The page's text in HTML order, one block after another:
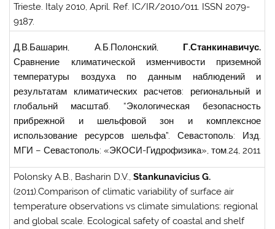
Trieste. Italy 2010, April. Ref. IC/IR/2010/011. ISSN 2079-
9187.
Д.В.Башарин, А.Б.Полонский, Г.Станкинавичус.
Сравнение климатической изменчивости приземной
температуры воздуха по данным наблюдений и
результатам климатических расчетов: региональный и
глобальнй масштаб. “Экологическая безопасность
прибрежной и шельфовой зон и комплексное
использование ресурсов шельфа”. Севастополь: Изд.
МГИ – Севастополь: «ЭКОСИ-Гидрофизика», том.24, 2011
Polonsky A.B., Basharin D.V.,Stankunavicius G.
(2011).Comparison of climatic variability of surface air
temperature observations vs climate simulations: regional
and global scale. Ecological safety of coastal and shelf